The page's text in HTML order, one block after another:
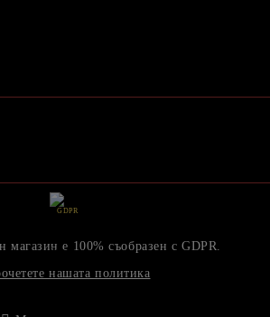
GDPR
магазин е 100% съобразен с GDPR.
нашата политика